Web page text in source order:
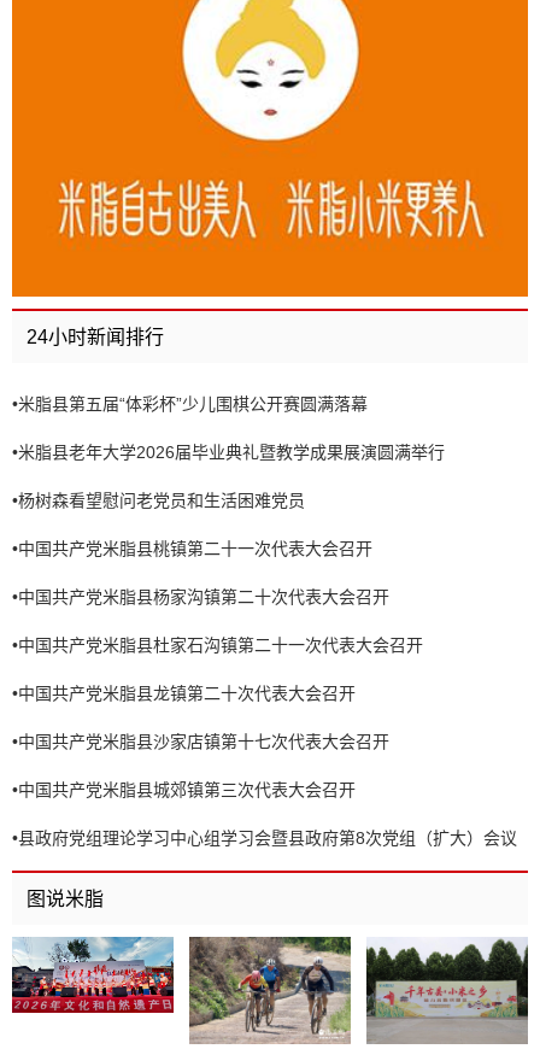
24小时新闻排行
•米脂县第五届“体彩杯”少儿围棋公开赛圆满落幕
•米脂县老年大学2026届毕业典礼暨教学成果展演圆满举行
•杨树森看望慰问老党员和生活困难党员
•中国共产党米脂县桃镇第二十一次代表大会召开
•中国共产党米脂县杨家沟镇第二十次代表大会召开
•中国共产党米脂县杜家石沟镇第二十一次代表大会召开
•中国共产党米脂县龙镇第二十次代表大会召开
•中国共产党米脂县沙家店镇第十七次代表大会召开
•中国共产党米脂县城郊镇第三次代表大会召开
•县政府党组理论学习中心组学习会暨县政府第8次党组（扩大）会议
召开
图说米脂